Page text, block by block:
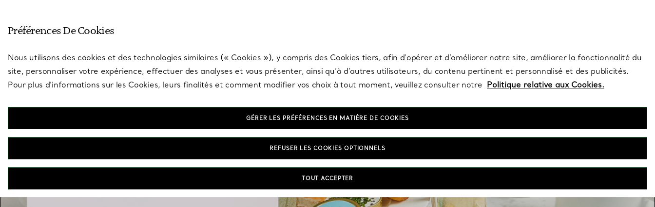
The Blue Box Café
chez Harrods
Préférences De Cookies
Nous utilisons des cookies et des technologies similaires (« Cookies »), y compris des Cookies tiers, afin d’opérer et d’améliorer notre site, améliorer la fonctionnalité du
site, personnaliser votre expérience, effectuer des analyses et vous présenter, ainsi qu’à d’autres utilisateurs, du contenu pertinent et personnalisé et des publicités.
Pour plus d’informations sur les Cookies, leurs finalités et comment modifier vos choix à tout moment, veuillez consulter notre Politique relative aux Cookies.
GÉRER LES PRÉFÉRENCES EN MATIÈRE DE COOKIES
REFUSER LES COOKIES OPTIONNELS
TOUT ACCEPTER